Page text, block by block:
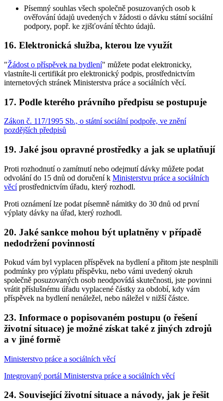
Písemný souhlas všech společně posuzovaných osob k
ověřování údajů uvedených v žádosti o dávku státní sociální
podpory, popř. ke zjišťování těchto údajů.
16. Elektronická služba, kterou lze využít
"Žádost o příspěvek na bydlení" můžete podat elektronicky,
vlastníte-li certifikát pro elektronický podpis, prostřednictvím
internetových stránek Ministerstva práce a sociálních věcí.
17. Podle kterého právního předpisu se postupuje
Zákon č. 117/1995 Sb., o státní sociální podpoře, ve znění
pozdějších předpisů
19. Jaké jsou opravné prostředky a jak se uplatňují
Proti rozhodnutí o zamítnutí nebo odejmutí dávky můžete podat
odvolání do 15 dnů od doručení k Ministerstvu práce a sociálních
věcíprostřednictvím úřadu, který rozhodl.
Proti oznámení lze podat písemně námitky do 30 dnů od první
výplaty dávky na úřad, který rozhodl.
20. Jaké sankce mohou být uplatněny v případě
nedodržení povinností
Pokud vám byl vyplacen příspěvek na bydlení a přitom jste nesplnili
podmínky pro výplatu příspěvku, nebo vámi uvedený okruh
společně posuzovaných osob neodpovídá skutečnosti, jste povinni
vrátit příslušnému úřadu vyplacené částky za období, kdy vám
příspěvek na bydlení nenáležel, nebo náležel v nižší částce.
23. Informace o popisovaném postupu (o řešení
životní situace) je možné získat také z jiných zdrojů
a v jiné formě
Ministerstvo práce a sociálních věcí
Integrovaný portál Ministerstva práce a sociálních věcí
24. Související životní situace a návody, jak je řešit